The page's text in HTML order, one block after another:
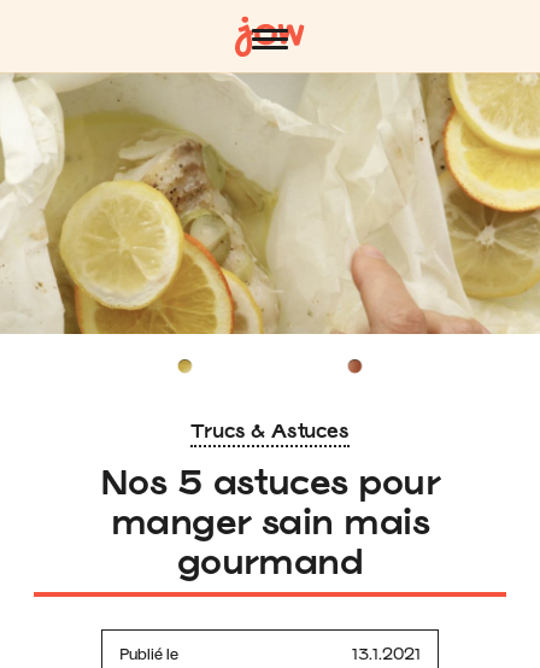
Trucs & Astuces
Nos 5 astuces pour
manger sain mais
gourmand
Publié le 13.1.2021